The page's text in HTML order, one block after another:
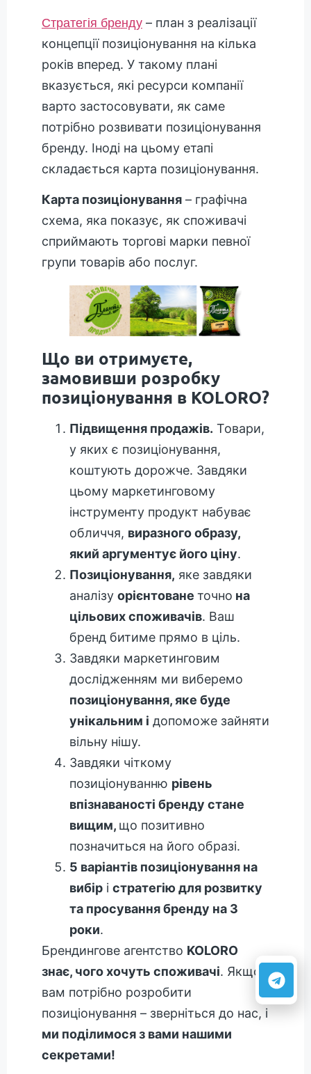
Стратегія бренду – план з реалізації
концепції позиціонування на кілька
років вперед. У такому плані
вказується, які ресурси компанії
варто застосовувати, як саме
потрібно розвивати позиціонування
бренду. Іноді на цьому етапі
складається карта позиціонування.
Карта позиціонування – графічна
схема, яка показує, як споживачі
сприймають торгові марки певної
групи товарів або послуг.
Що ви отримуєте,
замовивши розробку
позиціонування в KOLORO?
Підвищення продажів. Товари,
у яких є позиціонування,
коштують дорожче. Завдяки
цьому маркетинговому
інструменту продукт набуває
обличчя, виразного образу,
який аргументує його ціну.
Позиціонування, яке завдяки
аналізу орієнтоване точно на
цільових споживачів. Ваш
бренд битиме прямо в ціль.
Завдяки маркетинговим
дослідженням ми виберемо
позиціонування, яке буде
унікальним і допоможе зайняти
вільну нішу.
Завдяки чіткому
позиціонуванню рівень
впізнаваності бренду стане
вищим, що позитивно
позначиться на його образі.
5 варіантів позиціонування на
вибір і стратегію для розвитку
та просування бренду на 3
роки.
Брендингове агентство KOLORO
знає, чого хочуть споживачі. Якщо
вам потрібно розробити
позиціонування – зверніться до нас, і
ми поділимося з вами нашими
секретами!